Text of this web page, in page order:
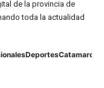
de la provincia de
toda la actualidad
DeportesCatamarca